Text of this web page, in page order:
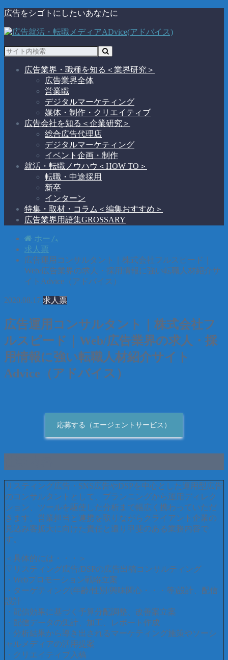
広告をシゴトにしたいあなたに
広告業界・職種を知る ＜業界研究＞
広告業界全体
営業職
デジタルマーケティング
媒体・制作・クリエイティブ
広告会社を知る ＜企業研究＞
総合広告代理店
デジタルマーケティング
イベント企画・制作
就活・転職ノウハウ ＜HOW TO＞
転職・中途採用
新卒
インターン
特集・取材・コラム ＜編集おすすめ＞
広告業界用語集GROSSARY
ホーム
求人票
広告運用コンサルタント｜株式会社フルスピード｜
Web/広告業界の求人・採用情報に強い転職人材紹介サ
イトAdvice（アドバイス）
2020.08.17 求人票
広告運用コンサルタント｜株式会社フ
ルスピード｜Web/広告業界の求人・採
用情報に強い転職人材紹介サイト
Advice（アドバイス）
応募する（エージェントサービス）
リスティング広告・SNS広告やDSPを中心とした運用型広告
のコンサルタントとして、プランニングから運用ディレク
ション、ツールを駆使した分析まで幅広く携わっていただ
きます。営業担当と連携を取りながらクライアント企業の
見込み客拡大に向けた責任と遣り甲斐のある業務内容で
す。
＜具体的には・・・＞
▽リスティング広告/DSPの広告出稿コンサルティング
・Webプロモーション戦略立案
・ターゲティング(年齢/性別/興味関心・・・等)設計、配信
設計
・配信効果に基づく予算分配調整、改善案立案
・配信データの集計、加工、レポート作成
・分析結果から導き出されるマーケティング施策やソーシ
ャルメディアの活用提案
・クリエイティブ入稿